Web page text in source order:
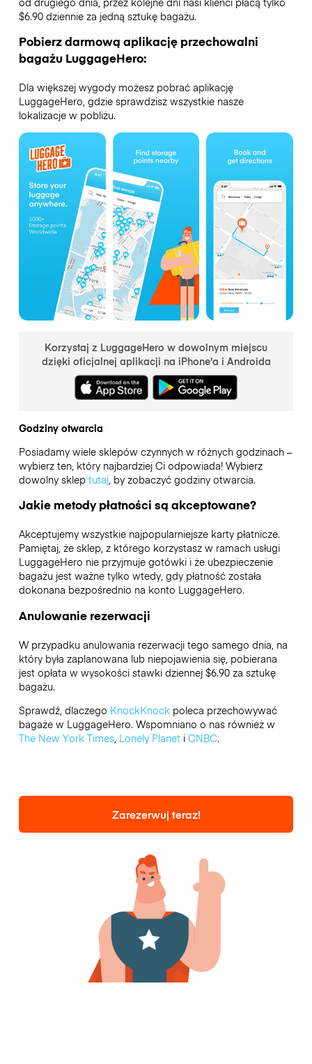
$6.90 dziennie za jedną sztukę bagażu.
Pobierz darmową aplikację przechowalni
bagażu LuggageHero:
Dla większej wygody możesz pobrać aplikację
LuggageHero, gdzie sprawdzisz wszystkie nasze
lokalizacje w pobliżu.
Korzystaj z LuggageHero w dowolnym miejscu
dzięki oficjalnej aplikacji na iPhone'a i Androida
Godziny otwarcia
Posiadamy wiele sklepów czynnych w różnych godzinach –
wybierz ten, który najbardziej Ci odpowiada! Wybierz
dowolny sklep tutaj, by zobaczyć godziny otwarcia.
Jakie metody płatności są akceptowane?
Akceptujemy wszystkie najpopularniejsze karty płatnicze.
Pamiętaj, że sklep, z którego korzystasz w ramach usługi
LuggageHero nie przyjmuje gotówki i że ubezpieczenie
bagażu jest ważne tylko wtedy, gdy płatność została
dokonana bezpośrednio na konto LuggageHero.
Anulowanie rezerwacji
W przypadku anulowania rezerwacji tego samego dnia, na
który była zaplanowana lub niepojawienia się, pobierana
jest opłata w wysokości stawki dziennej $6.90 za sztukę
bagażu.
Sprawdź, dlaczego KnockKnockpoleca przechowywać
bagaże w LuggageHero. Wspomniano o nas również w
The New York Times, Lonely Planeti CNBC.
Zarezerwuj teraz!